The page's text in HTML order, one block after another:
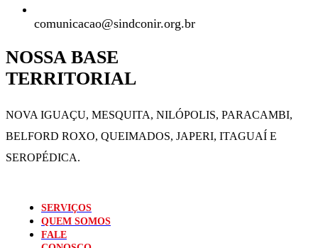
comunicacao@sindconir.org.br
NOSSA BASE
TERRITORIAL
NOVA IGUAÇU, MESQUITA, NILÓPOLIS, PARACAMBI,
BELFORD ROXO, QUEIMADOS, JAPERI, ITAGUAÍ E
SEROPÉDICA.
SERVIÇOS
QUEM SOMOS
FALE